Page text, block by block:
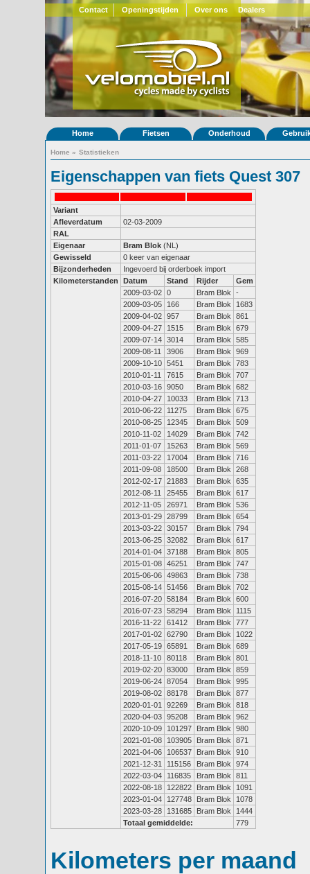
Contact Openingstijden Over ons Dealers
Home Fietsen Onderhoud
Home » Statistieken
Eigenschappen van fiets Quest 307
Variant
Afleverdatum
02-03-2009
RAL
Eigenaar
Bram Blok (NL)
Gewisseld
0 keer van eigenaar
Bijzonderheden
Ingevoerd bij orderboek import
Kilometerstanden
Datum Stand Rijder
Gem
2009-03-02 0 Bram Blok
-
2009-03-05
166 Bram Blok
1683
2009-04-02 957 Bram Blok
861
2009-04-27
1515 Bram Blok
679
2009-07-14 3014 Bram Blok
585
2009-08-11
3906 Bram Blok
969
2009-10-10 5451 Bram Blok
783
2010-01-11
7615 Bram Blok
707
2010-03-16 9050 Bram Blok
682
2010-04-27
10033 Bram Blok
713
2010-06-22
11275 Bram Blok
675
2010-08-25
12345 Bram Blok
509
2010-11-02
14029 Bram Blok
742
2011-01-07
15263 Bram Blok
569
2011-03-22
17004 Bram Blok
716
2011-09-08
18500 Bram Blok
268
2012-02-17 21883 Bram Blok
635
2012-08-11
25455 Bram Blok
617
2012-11-05
26971 Bram Blok
536
2013-01-29 28799 Bram Blok
654
2013-03-22 30157 Bram Blok
794
2013-06-25 32082 Bram Blok
617
2014-01-04 37188 Bram Blok
805
2015-01-08 46251 Bram Blok
747
2015-06-06 49863 Bram Blok
738
2015-08-14 51456 Bram Blok
702
2016-07-20 58184 Bram Blok
600
2016-07-23 58294 Bram Blok
1115
2016-11-22
61412 Bram Blok
777
2017-01-02 62790 Bram Blok
1022
2017-05-19 65891 Bram Blok
689
2018-11-10
80118 Bram Blok
801
2019-02-20 83000 Bram Blok
859
2019-06-24 87054 Bram Blok
995
2019-08-02 88178 Bram Blok
877
2020-01-01
92269 Bram Blok
818
2020-04-03 95208 Bram Blok
962
2020-10-09
101297 Bram Blok
980
2021-01-08
103905 Bram Blok
871
2021-04-06
106537 Bram Blok
910
2021-12-31
115156 Bram Blok
974
2022-03-04
116835 Bram Blok
811
2022-08-18
122822 Bram Blok
1091
2023-01-04
127748 Bram Blok
1078
2023-03-28
131685 Bram Blok
1444
Totaal gemiddelde:
779
Kilometers per maand